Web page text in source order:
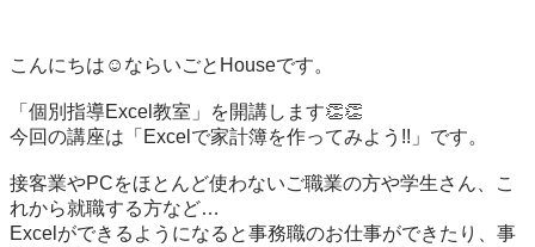
こんにちは☺ならいごとHouseです。
「個別指導Excel教室」を開講します👏👏
今回の講座は「Excelで家計簿を作ってみよう!!」です。
接客業やPCをほとんど使わないご職業の方や学生さん、こ
れから就職する方など…
Excelができるようになると事務職のお仕事ができたり、事